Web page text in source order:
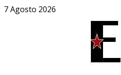
Salta
7 Agosto 2026